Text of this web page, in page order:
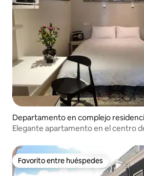
Departamento en complejo
msterdam
Elegante apartamento en el centro
Favorito entre huéspedes
Favorito entre huéspedes